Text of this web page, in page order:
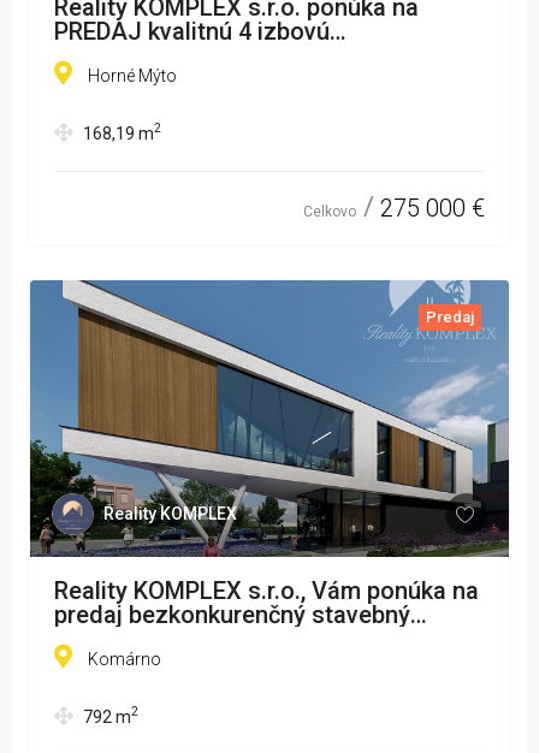
Reality KOMPLEX s.r.o. ponúka na
PREDAJ kvalitnú 4 izbovú
NOVOSTAVBU v obci Horné Mýto
Horné Mýto
168,19 m2
Celkovo 275 000 €
Predaj
Reality KOMPLEX
Reality KOMPLEX s.r.o., Vám ponúka na
predaj bezkonkurenčný stavebný
pozemok v meste Komárno.
Komárno
792 m2